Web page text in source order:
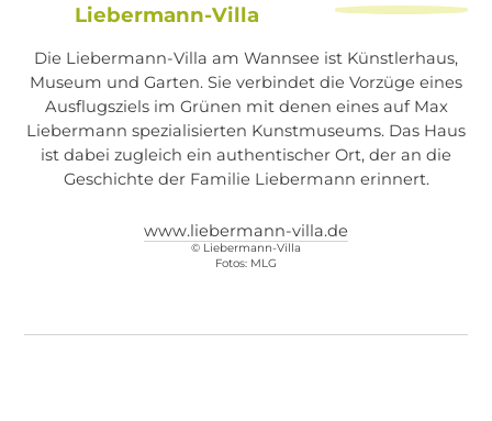
Liebermann-Villa
Die Liebermann-Villa am Wannsee ist Künstlerhaus,
Museum und Garten. Sie verbindet die Vorzüge eines
Ausflugsziels im Grünen mit denen eines auf Max
Liebermann spezialisierten Kunstmuseums. Das Haus
ist dabei zugleich ein authentischer Ort, der an die
Geschichte der Familie Liebermann erinnert.
www.liebermann-villa.de
© Liebermann-Villa
Fotos: MLG